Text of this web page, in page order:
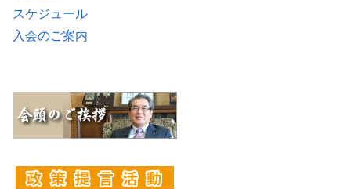
スケジュール
入会のご案内